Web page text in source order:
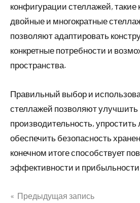
конфигурации стеллажей, такие
двойные и многократные
позволяют адаптировать
конкретные потребности и
пространства.
Правильный выбор и
стеллажей позволяют улучшить
производительность, упростить
обеспечить безопасность
конечном итоге способствует
эффективности и
Предыдущая запись